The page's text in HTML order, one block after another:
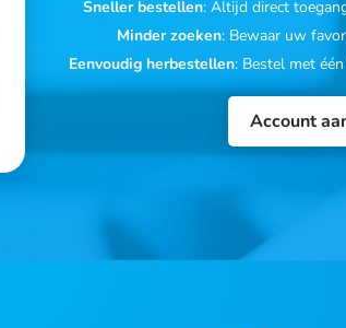
Sneller bestellen: Altijd direct
Minder zoeken: Bewaar uw
Eenvoudig herbestellen: Bestel met
Account